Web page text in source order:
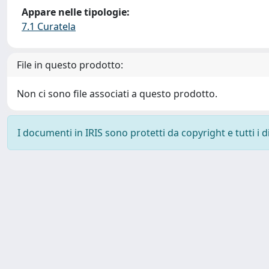
Appare nelle tipologie:
7.1 Curatela
File in questo prodotto:
Non ci sono file associati a questo prodotto.
I documenti in IRIS sono protetti da copyright e tutti i